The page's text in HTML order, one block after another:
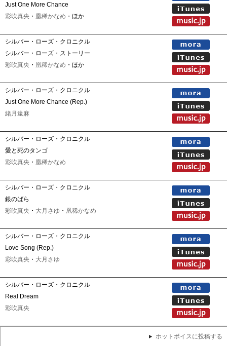
Just One More Chance
彩吹真央 ・ 凰稀かなめ ・ほか
シルバー・ローズ・クロニクル
シルバー・ローズ・ストーリー
彩吹真央 ・ 凰稀かなめ ・ほか
シルバー・ローズ・クロニクル
Just One More Chance (Rep.)
緒月遠麻
シルバー・ローズ・クロニクル
愛と死のタンゴ
彩吹真央 ・ 凰稀かなめ
シルバー・ローズ・クロニクル
銀のばら
彩吹真央 ・ 大月さゆ ・ 凰稀かなめ
シルバー・ローズ・クロニクル
Love Song (Rep.)
彩吹真央 ・ 大月さゆ
シルバー・ローズ・クロニクル
Real Dream
彩吹真央
ホットボイスに投稿する